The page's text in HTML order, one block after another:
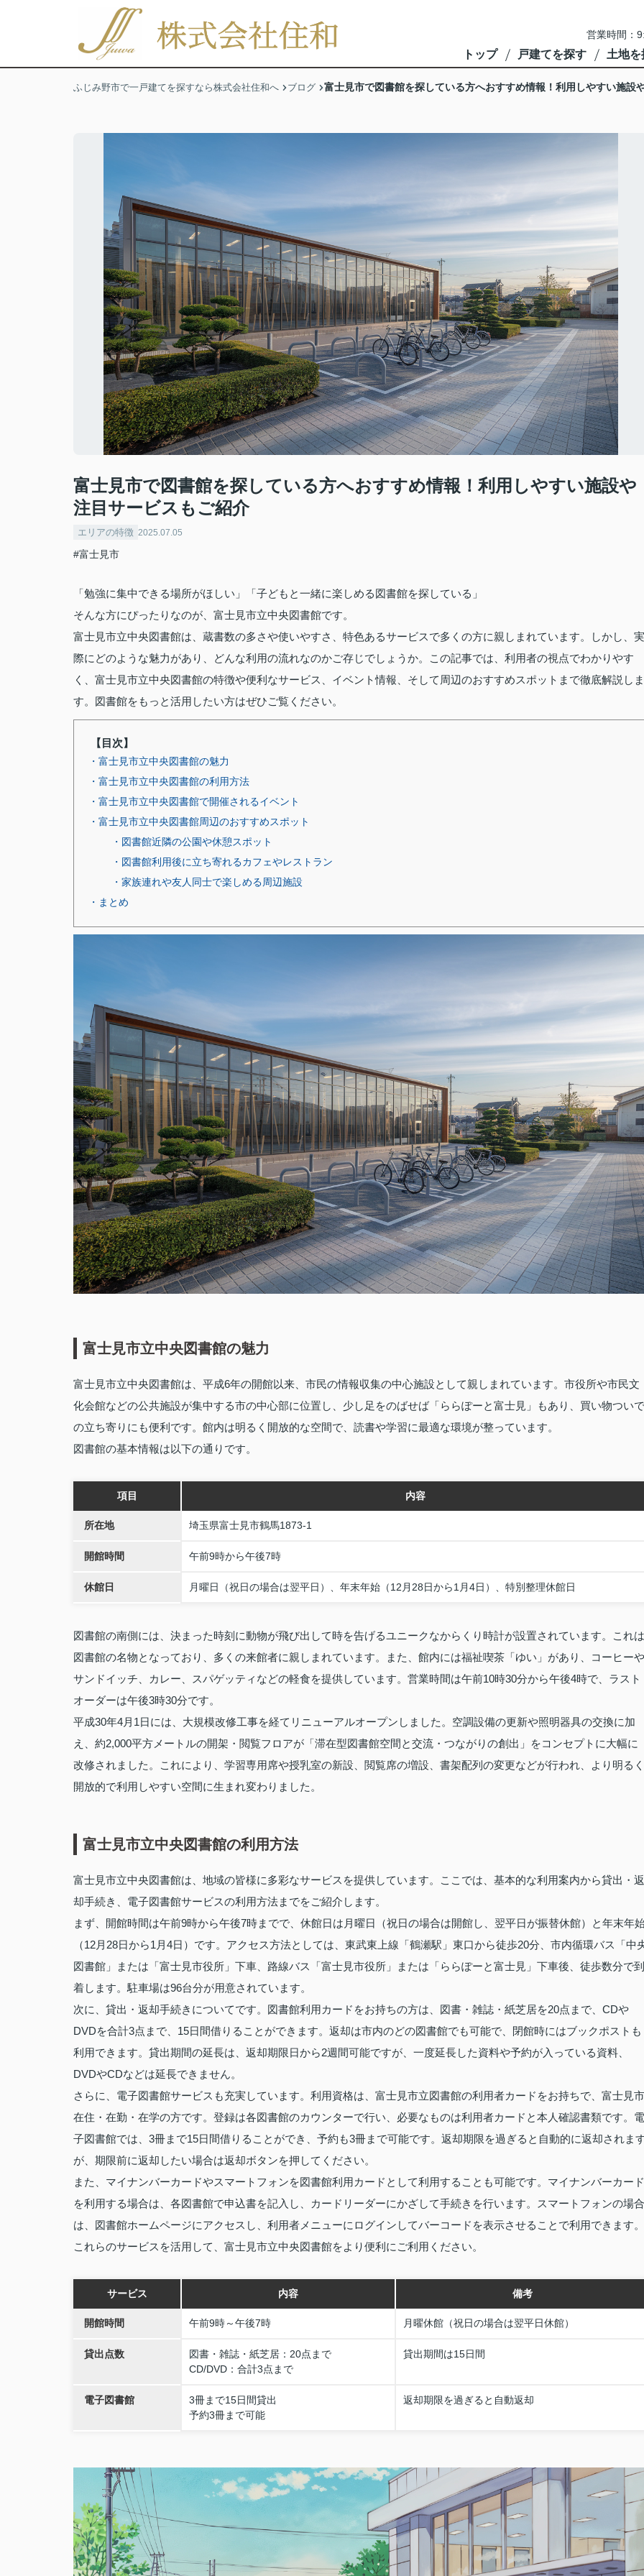
営業時間：
トップ 戸建てを探す 土地を
ふじみ野市で一戸建てを探すなら株式会社住和へ ブログ 富士見市で図書館を探している方へおすすめ情報！利用しやすい施設
富士見市で図書館を探している方へおすすめ情報！利用しやすい施設や
注目サービスもご紹介
エリアの特徴 2025.07.05
#富士見市
「勉強に集中できる場所がほしい」「子どもと一緒に楽しめる図書館を探している」
そんな方にぴったりなのが、富士見市立中央図書館です。
富士見市立中央図書館は、蔵書数の多さや使いやすさ、特色あるサービスで多くの方に親しまれています。しかし、実
際にどのような魅力があり、どんな利用の流れなのかご存じでしょうか。この記事では、利用者の視点でわかりやす
く、富士見市立中央図書館の特徴や便利なサービス、イベント情報、そして周辺のおすすめスポットまで徹底解説しま
す。図書館をもっと活用したい方はぜひご覧ください。
【目次】
・富士見市立中央図書館の魅力
・富士見市立中央図書館の利用方法
・富士見市立中央図書館で開催されるイベント
・富士見市立中央図書館周辺のおすすめスポット
・図書館近隣の公園や休憩スポット
・図書館利用後に立ち寄れるカフェやレストラン
・家族連れや友人同士で楽しめる周辺施設
・まとめ
富士見市立中央図書館の魅力
富士見市立中央図書館は、平成6年の開館以来、市民の情報収集の中心施設として親しまれています。市役所や市民文
化会館などの公共施設が集中する市の中心部に位置し、少し足をのばせば「ららぽーと富士見」もあり、買い物ついで
の立ち寄りにも便利です。館内は明るく開放的な空間で、読書や学習に最適な環境が整っています。
図書館の基本情報は以下の通りです。
項目 内容
所在地 埼玉県富士見市鶴馬1873-1
開館時間 午前9時から午後7時
休館日 月曜日（祝日の場合は翌平日）、年末年始（12月28日から1月4日）、特別整理休館日
図書館の南側には、決まった時刻に動物が飛び出して時を告げるユニークなからくり時計が設置されています。これは
図書館の名物となっており、多くの来館者に親しまれています。また、館内には福祉喫茶「ゆい」があり、コーヒーや
サンドイッチ、カレー、スパゲッティなどの軽食を提供しています。営業時間は午前10時30分から午後4時で、ラスト
オーダーは午後3時30分です。
平成30年4月1日には、大規模改修工事を経てリニューアルオープンしました。空調設備の更新や照明器具の交換に加
え、約2,000平方メートルの開架・閲覧フロアが「滞在型図書館空間と交流・つながりの創出」をコンセプトに大幅に
改修されました。これにより、学習専用席や授乳室の新設、閲覧席の増設、書架配列の変更などが行われ、より明るく
開放的で利用しやすい空間に生まれ変わりました。
富士見市立中央図書館の利用方法
富士見市立中央図書館は、地域の皆様に多彩なサービスを提供しています。ここでは、基本的な利用案内から貸出・返
却手続き、電子図書館サービスの利用方法までをご紹介します。
まず、開館時間は午前9時から午後7時までで、休館日は月曜日（祝日の場合は開館し、翌平日が振替休館）と年末年
（12月28日から1月4日）です。アクセス方法としては、東武東上線「鶴瀬駅」東口から徒歩20分、市内循環バス「中
図書館」または「富士見市役所」下車、路線バス「富士見市役所」または「ららぽーと富士見」下車後、徒歩数分で到
着します。駐車場は96台分が用意されています。
次に、貸出・返却手続きについてです。図書館利用カードをお持ちの方は、図書・雑誌・紙芝居を20点まで、CDや
DVDを合計3点まで、15日間借りることができます。返却は市内のどの図書館でも可能で、閉館時にはブックポストも
利用できます。貸出期間の延長は、返却期限日から2週間可能ですが、一度延長した資料や予約が入っている資料、
DVDやCDなどは延長できません。
さらに、電子図書館サービスも充実しています。利用資格は、富士見市立図書館の利用者カードをお持ちで、富士見市
在住・在勤・在学の方です。登録は各図書館のカウンターで行い、必要なものは利用者カードと本人確認書類です。電
子図書館では、3冊まで15日間借りることができ、予約も3冊まで可能です。返却期限を過ぎると自動的に返却されま
が、期限前に返却したい場合は返却ボタンを押してください。
また、マイナンバーカードやスマートフォンを図書館利用カードとして利用することも可能です。マイナンバーカード
を利用する場合は、各図書館で申込書を記入し、カードリーダーにかざして手続きを行います。スマートフォンの場合
は、図書館ホームページにアクセスし、利用者メニューにログインしてバーコードを表示させることで利用できます。
これらのサービスを活用して、富士見市立中央図書館をより便利にご利用ください。
サービス 内容 備考
開館時間 午前9時～午後7時 月曜休館（祝日の場合は翌平日休館）
貸出点数
図書・雑誌・紙芝居：20点まで
CD/DVD：合計3点まで
貸出期間は15日間
電子図書館
3冊まで15日間貸出
予約3冊まで可能
返却期限を過ぎると自動返却